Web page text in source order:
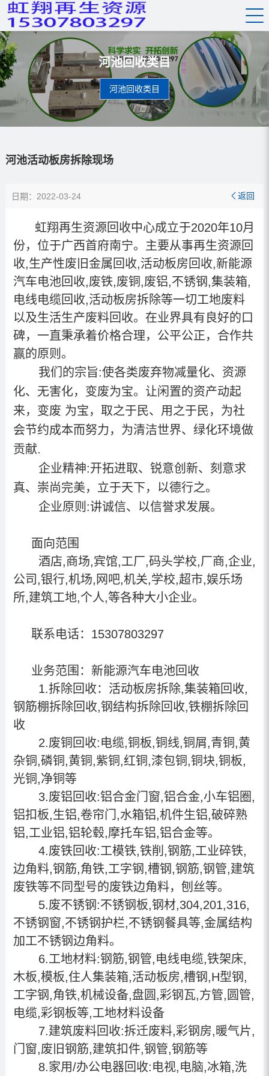
河池回收类目
河池回收类目
河池活动板房拆除现场
日期：2022-03-24 返回
虹翔再生资源回收中心成立于2020年10月
份，位于广西首府南宁。主要从事再生资源回
收,生产性废旧金属回收,活动板房回收,新能源
汽车电池回收,废铁,废铜,废铝,不锈钢,集装箱,
电线电缆回收,活动板房拆除等一切工地废料
以及生活生产废料回收。在业界具有良好的口
碑，一直秉承着价格合理，公平公正，合作共
赢的原则。
我们的宗旨:使各类废弃物减量化、资源
化、无害化，变废为宝。让闲置的资产动起
来，变废 为宝，取之于民、用之于民，为社
会节约成本而努力，为清洁世界、绿化环境做
贡献.
企业精神:开拓进取、锐意创新、刻意求
真、崇尚完美，立于天下，以德行之。
企业原则:讲诚信、以信誉求发展。
面向范围
酒店,商场,宾馆,工厂,码头学校,厂商,企业,
公司,银行,机场,网吧,机关,学校,超市,娱乐场
所,建筑工地,个人,等各种大小企业。
联系电话：15307803297
业务范围： 新能源汽车电池回收
1.拆除回收：活动板房拆除,集装箱回收,
钢筋棚拆除回收,钢结构拆除回收,铁棚拆除回
收
2.废铜回收:电缆,铜板,铜线,铜屑,青铜,黄
杂铜,磷铜,黄铜,紫铜,红铜,漆包铜,铜块,铜板,
光铜,净铜等
3.废铝回收:铝合金门窗,铝合金,小车铝圈,
铝扣板,生铝,卷帘门,水箱铝,机件生铝,破碎熟
铝,工业铝,铝轮毂,摩托车铝,铝合金等。
4.废铁回收:工模铁,铁削,钢筋,工业碎铁,
边角料,钢筋,角铁,工字钢,槽钢,钢筋,钢管,建筑
废铁等不同型号的废铁边角料，刨丝等。
5.废不锈钢:不锈钢板,钢材,304,201,316,
不锈钢窗,不锈钢护栏,不锈钢餐具等,金属结构
加工不锈钢边角料。
6.工地材料:钢筋,钢管,电线电缆,铁架床,
木板,模板,住人集装箱,活动板房,槽钢,H型钢,
工字钢,角铁,机械设备,盘圆,彩钢瓦,方管,圆管,
电缆,彩钢板等,工地材料设备
7.建筑废料回收:拆迁废料,彩钢房,暖气片,
门窗,废旧钢筋,建筑扣件,钢管,钢筋等
8.家用/办公电器回收:电视,电脑,冰箱,洗